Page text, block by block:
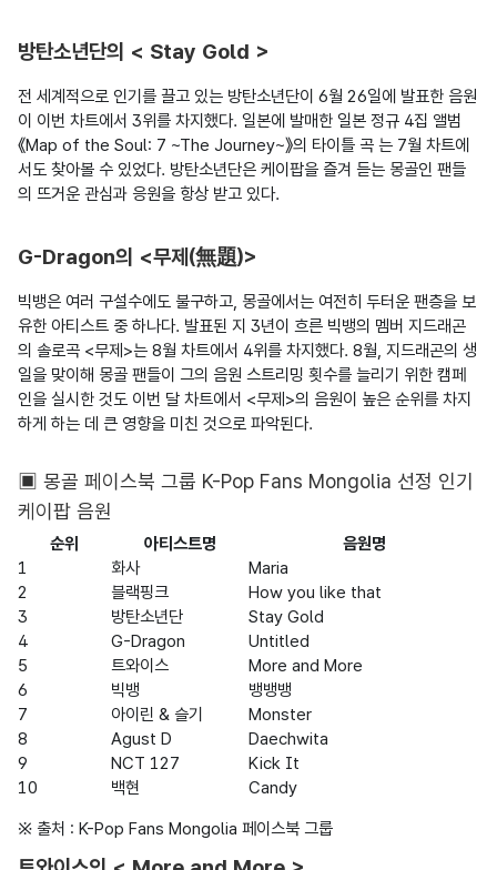
방탄소년단의 < Stay Gold >
전 세계적으로 인기를 끌고 있는 방탄소년단이 6월 26일에 발표한 음원
이 이번 차트에서 3위를 차지했다. 일본에 발매한 일본 정규 4집 앨범
《Map of the Soul: 7 ~The Journey~》의 타이틀 곡 는 7월 차트에
서도 찾아볼 수 있었다. 방탄소년단은 케이팝을 즐겨 듣는 몽골인 팬들
의 뜨거운 관심과 응원을 항상 받고 있다.
G-Dragon의 <무제(無題)>
빅뱅은 여러 구설수에도 불구하고, 몽골에서는 여전히 두터운 팬층을 보
유한 아티스트 중 하나다. 발표된 지 3년이 흐른 빅뱅의 멤버 지드래곤
의 솔로곡 <무제>는 8월 차트에서 4위를 차지했다. 8월, 지드래곤의 생
일을 맞이해 몽골 팬들이 그의 음원 스트리밍 횟수를 늘리기 위한 캠페
인을 실시한 것도 이번 달 차트에서 <무제>의 음원이 높은 순위를 차지
하게 하는 데 큰 영향을 미친 것으로 파악된다.
▣ 몽골 페이스북 그룹 K-Pop Fans Mongolia 선정 인기
케이팝 음원
순위 아티스트명
음원명
1
화사
Maria
2
블랙핑크
How you like that
3
방탄소년단
Stay Gold
4
G-Dragon
Untitled
5
트와이스
More and More
6
빅뱅
뱅뱅뱅
7
아이린 & 슬기
Monster
8
Agust D
Daechwita
9
NCT 127
Kick It
10
백현
Candy
※ 출처 : K-Pop Fans Mongolia 페이스북 그룹